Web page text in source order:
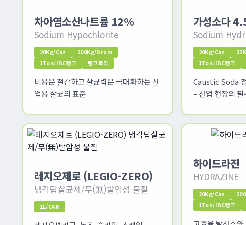
차아염소산나트륨 12%
Sodium Hypochlorite
20Kg/Can
200Kg/Drum
1Ton/IBC탱크
탱크로리
비용은 절감하고 살균력은 극대화하는 산
업용 살균의 표준
가성소다
Sodium
20Kg/Can
1Ton/IBC탱크
Caustic Soda
– 산업 현장의
레지오제로 (LEGIO-ZERO)
냉각탑살균제/무(無)발암성 물질
1L/CAN
하이드라진
HYDRAZINE
20Kg/Can
1Ton/IBC탱크